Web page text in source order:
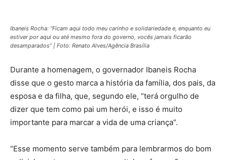
Ibaneis Rocha: “Ficam aqui todo meu carinho e solidariedade e, enquanto eu
estiver por aqui ou até mesmo fora do governo, vocês jamais ficarão
desamparados” | Foto: Renato Alves/Agência Brasília
Durante a homenagem, o governador Ibaneis Rocha
disse que o gesto marca a história da família, dos pais, da
esposa e da filha, que, segundo ele, “terá orgulho de
dizer que tem como pai um herói, e isso é muito
importante para marcar a vida de uma criança”.
“Esse momento serve também para lembrarmos do bom